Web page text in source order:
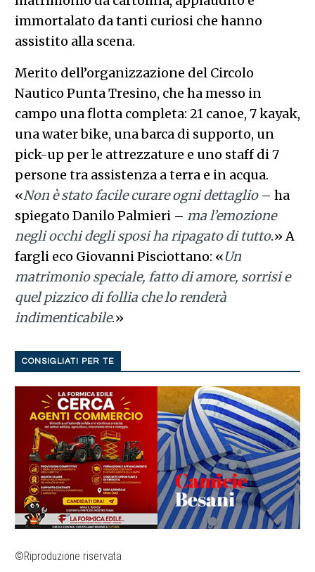
immortalato da tanti curiosi che hanno
assistito alla scena.
Merito dell’organizzazione del Circolo
Nautico Punta Tresino, che ha messo in
campo una flotta completa: 21 canoe, 7 kayak,
una water bike, una barca di supporto, un
pick-up per le attrezzature e uno staff di 7
persone tra assistenza a terra e in acqua.
«Non è stato facile curare ogni dettaglio– ha
spiegato Danilo Palmieri – ma l’emozione
negli occhi degli sposi ha ripagato di tutto.» A
fargli eco Giovanni Pisciottano: «Un
matrimonio speciale, fatto di amore, sorrisi e
quel pizzico di follia che lo renderà
indimenticabile.»
CONSIGLIATI PER TE
©Riproduzione riservata